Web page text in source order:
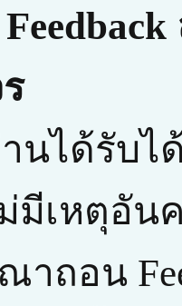
นได้รับได้
มีเหตุอัน
าถอน